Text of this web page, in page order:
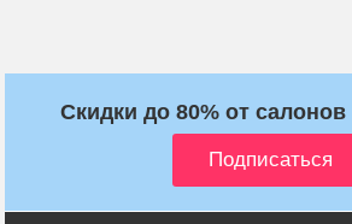
Скидки до 80% от